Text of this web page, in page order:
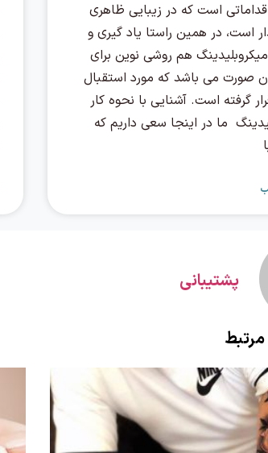
است که در زیبایی ظاهری
است، در همین راستا یاد گیری و
هم روشی نوین برای
صورت می باشد که مورد استقبال
گرفته است. آشنایی با نحوه کار
ما در اینجا سعی داریم که
پشتیبانی